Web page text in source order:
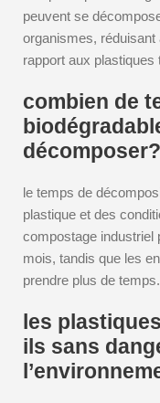
peuvent se
organismes, réduisant
rapport aux plastiques
combien de
décomposer?
le temps de
plastique et des
compostage industriel
mois, tandis que les
prendre plus de temps.
les
ils sans